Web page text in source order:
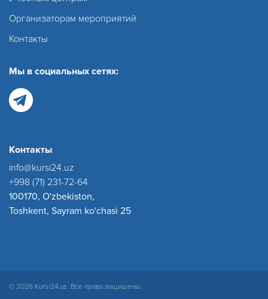
Организаторам мероприятий
Контакты
Мы в социальных сетях:
Контакты
info@kursi24.uz
+998 (71) 231-72-64
100170, O'zbekiston,
Toshkent, Sayram ko'chasi 25
© 2026 Kursi24.uz. Все права защищены.